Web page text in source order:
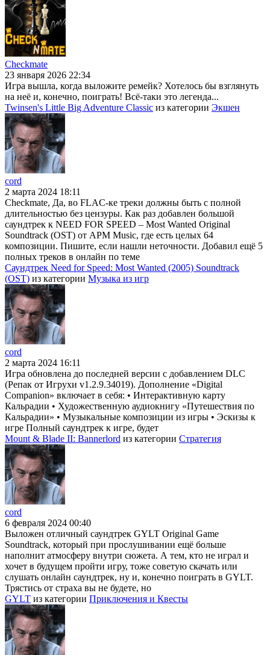
Checkmate
23 января 2026 22:34
Игра вышла, когда выложите ремейк? Хотелось бы взглянуть
на неё и, конечно, поиграть! Всё-таки это легенда...
Twinsen's Little Big Adventure Classic из категории Экшен
cord
2 марта 2024 18:11
Checkmate, Да, во FLAC-ке треки должны быть с полной
длительностью без цензуры. Как раз добавлен большой
саундтрек к NEED FOR SPEED – Most Wanted Original
Soundtrack (OST) от APM Music, где есть целых 64
композиции. Пишите, если нашли неточности. Добавил ещё 5
полных треков в онлайн по теме
Саундтрек Need for Speed: Most Wanted (2005) Soundtrack
(OST) из категории Музыка из игр
cord
2 марта 2024 16:11
Игра обновлена до последней версии с добавлением DLC
(Репак от Игрухи v1.2.9.34019). Дополнение «Digital
Companion» включает в себя: • Интерактивную карту
Кальрадии • Художественную аудиокнигу «Путешествия по
Кальрадии» • Музыкальные композиции из игры • Эскизы к
игре Полный саундтрек к игре, будет
Mount & Blade II: Bannerlord из категории Стратегия
cord
6 февраля 2024 00:40
Выложен отличный саундтрек GYLT Original Game
Soundtrack, который при прослушивании ещё больше
наполнит атмосферу внутри сюжета. А тем, кто не играл и
хочет в будущем пройти игру, тоже советую скачать или
слушать онлайн саундтрек, ну и, конечно поиграть в GYLT.
Трястись от страха вы не будете, но
GYLT из категории Приключения и Квесты